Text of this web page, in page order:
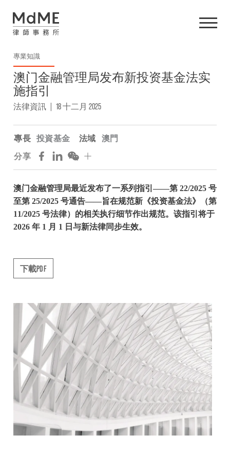
專業知識
澳门金融管理局发布新投资基金法实
施指引
法律資訊 | 18 十二月 2025
專長 投資基金 法域
澳門
分享
澳门金融管理局最近发布了一系列指引——第 22/2025 号
至第 25/2025 号通告——旨在规范新《投资基金法》（第
11/2025 号法律）的相关执行细节作出规范。该指引将于
2026 年 1 月 1 日与新法律同步生效。
下載PDF